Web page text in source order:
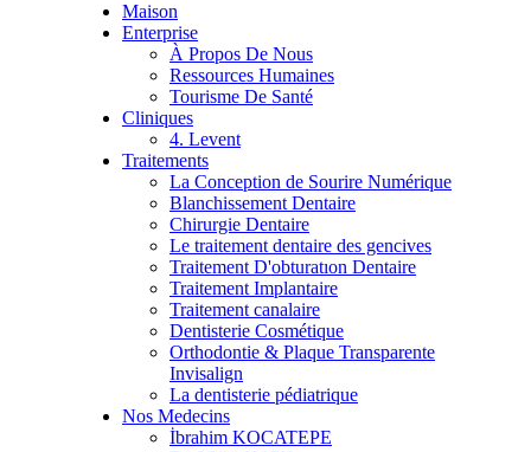
Maison
Enterprise
À Propos De Nous
Ressources Humaines
Tourisme De Santé
Cliniques
4. Levent
Traitements
La Conception de Sourire Numérique
Blanchissement Dentaire
Chirurgie Dentaire
Le traitement dentaire des gencives
Traitement D'obturatıon Dentaire
Traitement Implantaire
Traitement canalaire
Dentisterie Cosmétique
Orthodontie & Plaque Transparente
Invisalign
La dentisterie pédiatrique
Nos Medecins
İbrahim KOCATEPE